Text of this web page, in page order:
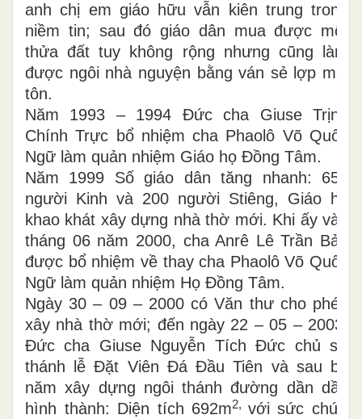
anh chị em giáo hữu vẫn kiên trung trong
niềm tin; sau đó giáo dân mua được một
thửa đất tuy không rộng nhưng cũng làm
được ngôi nhà nguyện bằng ván sẻ lợp mái
tôn.
Năm 1993 – 1994 Đức cha Giuse Trịnh
Chính Trực bổ nhiệm cha Phaolô Võ Quốc
Ngữ làm quản nhiệm Giáo họ Đồng Tâm.
Năm 1999 Số giáo dân tăng nhanh: 650
người Kinh và 200 người Stiêng, Giáo họ
khao khát xây dựng nhà thờ mới. Khi ấy vào
tháng 06 năm 2000, cha Anrê Lê Trần Bảo
được bổ nhiệm về thay cha Phaolô Võ Quốc
Ngữ làm quản nhiệm Họ Đồng Tâm.
Ngày 30 – 09 – 2000 có Văn thư cho phép
xây nhà thờ mới; đến ngày 22 – 05 – 2003,
Đức cha Giuse Nguyễn Tích Đức chủ sự
thánh lễ Đặt Viên Đá Đầu Tiên và sau ba
năm xây dựng ngôi thánh đường dần dần
hình thành: Diện tích 692m2, với sức chứa